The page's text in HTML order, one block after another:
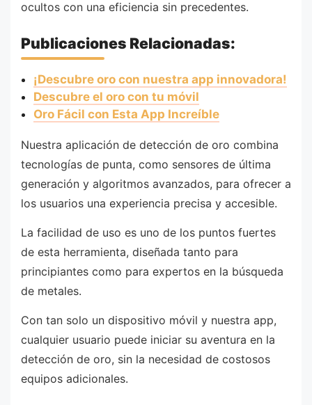
ocultos con una eficiencia sin precedentes.
Publicaciones Relacionadas:
¡Descubre oro con nuestra app innovadora!
Descubre el oro con tu móvil
Oro Fácil con Esta App Increíble
Nuestra aplicación de detección de oro combina
tecnologías de punta, como sensores de última
generación y algoritmos avanzados, para ofrecer a
los usuarios una experiencia precisa y accesible.
La facilidad de uso es uno de los puntos fuertes
de esta herramienta, diseñada tanto para
principiantes como para expertos en la búsqueda
de metales.
Con tan solo un dispositivo móvil y nuestra app,
cualquier usuario puede iniciar su aventura en la
detección de oro, sin la necesidad de costosos
equipos adicionales.